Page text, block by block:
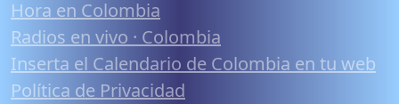
Hora en Colombia
Radios en vivo · Colombia
Inserta el Calendario de Colombia en tu web
Política de Privacidad